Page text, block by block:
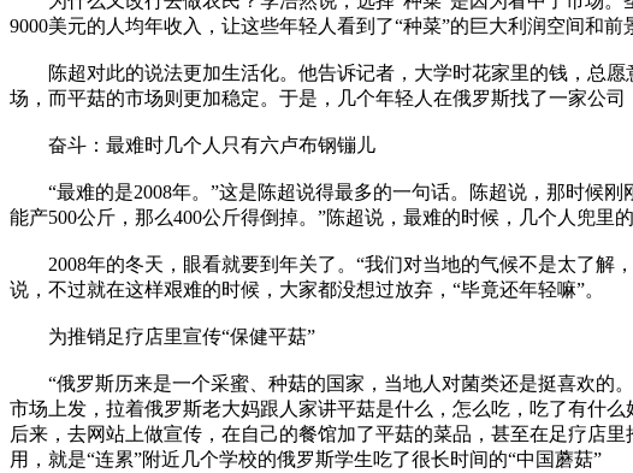
9000美元的人均年收入，让这些年轻人看到了“种菜”的巨大利润空间和
陈超对此的说法更加生活化。他告诉记者，大学时花家里的钱，总愿
场，而平菇的市场则更加稳定。于是，几个年轻人在俄罗斯找了一家公司
奋斗：最难时几个人只有六卢布钢镚儿
“最难的是2008年。”这是陈超说得最多的一句话。陈超说，那时候刚
能产500公斤，那么400公斤得倒掉。”陈超说，最难的时候，几个人兜里
2008年的冬天，眼看就要到年关了。“我们对当地的气候不是太了解
说，不过就在这样艰难的时候，大家都没想过放弃，“毕竟还年轻嘛”。
为推销足疗店里宣传“保健平菇”
“俄罗斯历来是一个采蜜、种菇的国家，当地人对菌类还是挺喜欢的
市场上发，拉着俄罗斯老大妈跟人家讲平菇是什么，怎么吃，吃了有什么
后来，去网站上做宣传，在自己的餐馆加了平菇的菜品，甚至在足疗店
用，就是“连累”附近几个学校的俄罗斯学生吃了很长时间的“中国蘑菇”